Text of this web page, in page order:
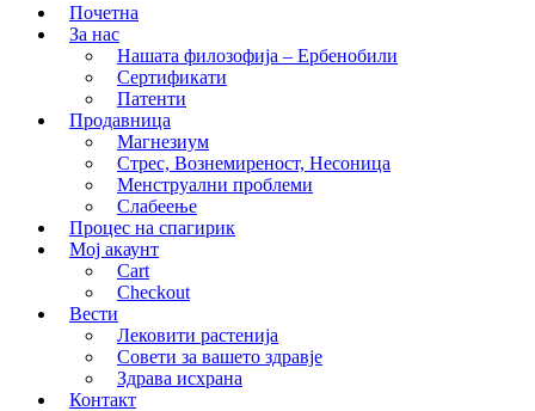
Почетна
За нас
Нашата филозофија – Ербенобили
Сертификати
Патенти
Продавница
Магнезиум
Стрес, Вознемиреност, Несоница
Менструални проблеми
Слабеење
Процес на спагирик
Мој акаунт
Cart
Checkout
Вести
Лековити растенија
Совети за вашето здравје
Здрава исхрана
Контакт